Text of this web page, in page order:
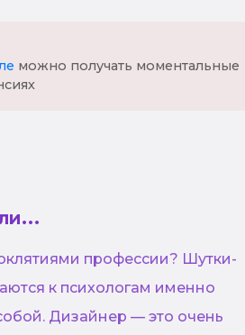
можно получать моментальные
профессии? Шутки-
к психологам именно
Дизайнер — это очень